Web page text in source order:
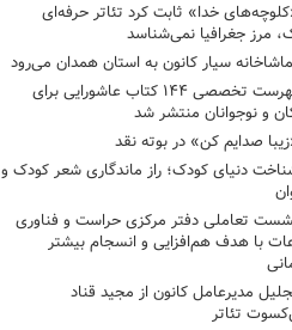
خدا» ثابت کرد تئاتر حرفه‌ای
مرز جغرافیا نمی‌شناسد
سیار کانون به استان همدان می‌رود
فهرست تخصصی ۱۴۴ کتاب عاشورایی برای
و نوجوانان منتشر شد
صدایم کن» در بوته نقد
دنیای کودک؛ راز ماندگاری شعر کودک و
تعاملی دفتر مرکزی حراست و فناوری
با هدف هم‌افزایی و انسجام بیشتر
مدیرعامل کانون از مجید قناد
تئاتر